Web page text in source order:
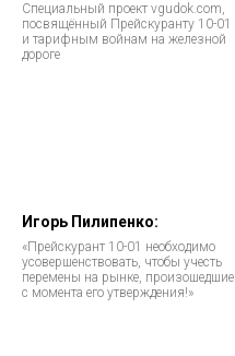
Специальный проект vgudok.com,
посвящённый Прейскуранту 10-01
и тарифным войнам на железной
дороге
Игорь Пилипенко:
«Прейскурант 10-01 необходимо
усовершенствовать, чтобы учесть
перемены на рынке, произошедшие
с момента его утверждения!»